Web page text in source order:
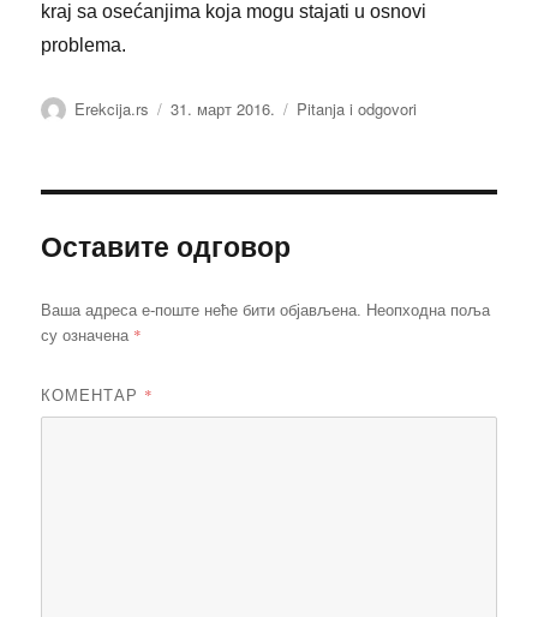
kraj sa osećanjima koja mogu stajati u osnovi
problema.
Аутор
Erekcija.rs Објављено
31. март 2016. Категорије
Pitanja i odgovori
Оставите одговор
Ваша адреса е-поште неће бити објављена. Неопходна поља
су означена *
КОМЕНТАР *